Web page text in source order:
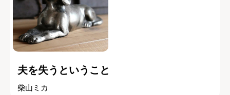
夫を失うということ
柴山ミカ